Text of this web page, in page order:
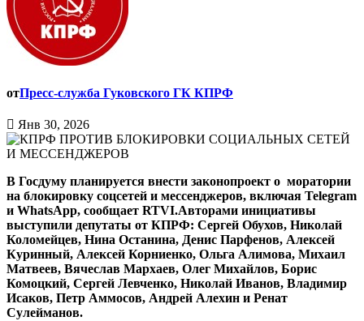
отПресс-служба Гуковского ГК КПРФ
Янв 30, 2026
В Госдуму планируется внести законопроект о моратории
на блокировку соцсетей и мессенджеров, включая Telegram
и WhatsApp, сообщает RTVI.Авторами инициативы
выступили депутаты от КПРФ: Сергей Обухов, Николай
Коломейцев, Нина Останина, Денис Парфенов, Алексей
Куринный, Алексей Корниенко, Ольга Алимова, Михаил
Матвеев, Вячеслав Мархаев, Олег Михайлов, Борис
Комоцкий, Сергей Левченко, Николай Иванов, Владимир
Исаков, Петр Аммосов, Андрей Алехин и Ренат
Сулейманов.